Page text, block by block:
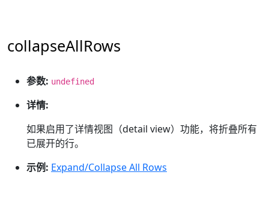
collapseAllRows
参数: undefined
详情:
如果启用了详情视图（detail view）功能，将折叠所有
已展开的行。
示例: Expand/Collapse All Rows